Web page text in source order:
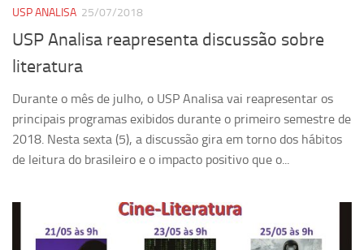
USP ANALISA 25/07/2018
USP Analisa reapresenta discussão sobre
literatura
Durante o mês de julho, o USP Analisa vai reapresentar os
principais programas exibidos durante o primeiro semestre de
2018. Nesta sexta (5), a discussão gira em torno dos hábitos
de leitura do brasileiro e o impacto positivo que o...